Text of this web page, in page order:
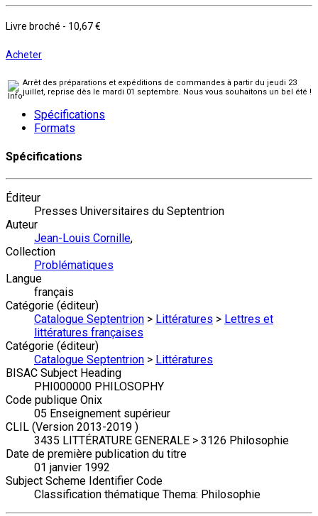
Livre broché - 10,67 €
Acheter
Arrêt des préparations et expéditions de commandes à partir du jeudi 23
juillet, reprise dès le mardi 01 septembre. Nous vous souhaitons un bel été !
Spécifications
Formats
Spécifications
Éditeur
Presses Universitaires du Septentrion
Auteur
Jean-Louis Cornille,
Collection
Problématiques
Langue
français
Catégorie (éditeur)
Catalogue Septentrion > Littératures > Lettres et
littératures françaises
Catégorie (éditeur)
Catalogue Septentrion > Littératures
BISAC Subject Heading
PHI000000 PHILOSOPHY
Code publique Onix
05 Enseignement supérieur
CLIL (Version 2013-2019 )
3435 LITTÉRATURE GENERALE > 3126 Philosophie
Date de première publication du titre
01 janvier 1992
Subject Scheme Identifier Code
Classification thématique Thema: Philosophie